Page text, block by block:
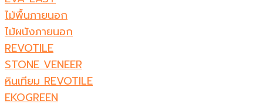
ไม้พื้นภายนอก
ไม้ผนังภายนอก
REVOTILE
STONE VENEER​
หินเทียม REVOTILE​
EKOGREEN